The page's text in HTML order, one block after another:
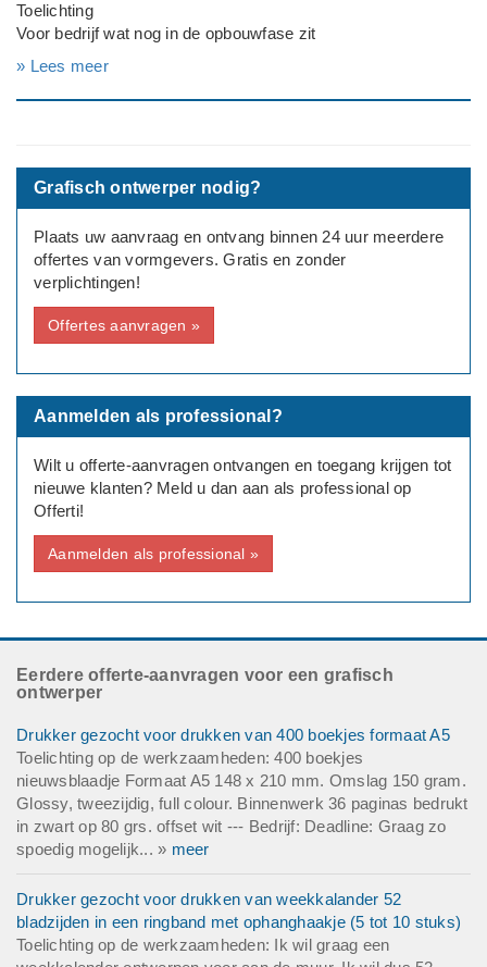
Toelichting
Voor bedrijf wat nog in de opbouwfase zit
Binnen 1 maand
» Lees meer
Grafisch ontwerper nodig?
Plaats uw aanvraag en ontvang binnen 24 uur meerdere
offertes van vormgevers. Gratis en zonder
verplichtingen!
Offertes aanvragen »
Aanmelden als professional?
Wilt u offerte-aanvragen ontvangen en toegang krijgen tot
nieuwe klanten? Meld u dan aan als professional op
Offerti!
Aanmelden als professional »
Eerdere offerte-aanvragen voor een grafisch
ontwerper
Drukker gezocht voor drukken van 400 boekjes formaat A5
Toelichting op de werkzaamheden: 400 boekjes
nieuwsblaadje Formaat A5 148 x 210 mm. Omslag 150 gram.
Glossy, tweezijdig, full colour. Binnenwerk 36 paginas bedrukt
in zwart op 80 grs. offset wit --- Bedrijf: Deadline: Graag zo
spoedig mogelijk... » meer
Drukker gezocht voor drukken van weekkalander 52
bladzijden in een ringband met ophanghaakje (5 tot 10 stuks)
Toelichting op de werkzaamheden: Ik wil graag een